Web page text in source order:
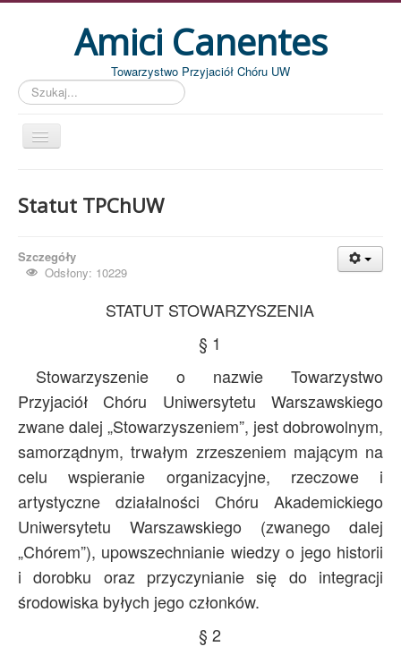
Amici Canentes
Towarzystwo Przyjaciół Chóru UW
Szukaj...
Aktualności
Koncerty
Dyrygenci
Archiwum
O nas
Statut TPChUW
Kontakt
Statut TPChUW
Szczegóły
Odsłony: 10229
STATUT STOWARZYSZENIA
§ 1
Stowarzyszenie o nazwie Towarzystwo
Przyjaciół Chóru Uniwersytetu Warszawskiego
zwane dalej „Stowarzyszeniem”, jest dobrowolnym,
samorządnym, trwałym zrzeszeniem mającym na
celu wspieranie organizacyjne, rzeczowe i
artystyczne działalności Chóru Akademickiego
Uniwersytetu Warszawskiego (zwanego dalej
„Chórem”), upowszechnianie wiedzy o jego historii
i dorobku oraz przyczynianie się do integracji
środowiska byłych jego członków.
§ 2